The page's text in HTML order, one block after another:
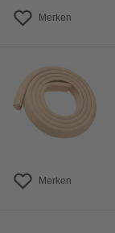
Merken
Merken